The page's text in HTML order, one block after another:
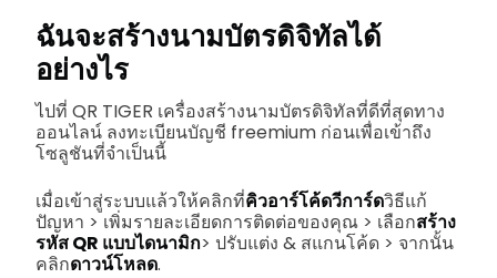
ฉันจะสร้างนามบัตรดิจิทัลได้
อย่างไร
ไปที่ QR TIGER เครื่องสร้างนามบัตรดิจิทัลที่ดีที่สุดทาง
ออนไลน์ ลงทะเบียนบัญชี freemium ก่อนเพื่อเข้าถึง
โซลูชันที่จำเป็นนี้
เมื่อเข้าสู่ระบบแล้วให้คลิกที่คิวอาร์โค้ดวีการ์ดวิธีแก้
ปัญหา > เพิ่มรายละเอียดการติดต่อของคุณ > เลือกสร้าง
รหัส QR แบบไดนามิก> ปรับแต่ง & สแกนโค้ด > จากนั้น
คลิกดาวน์โหลด.